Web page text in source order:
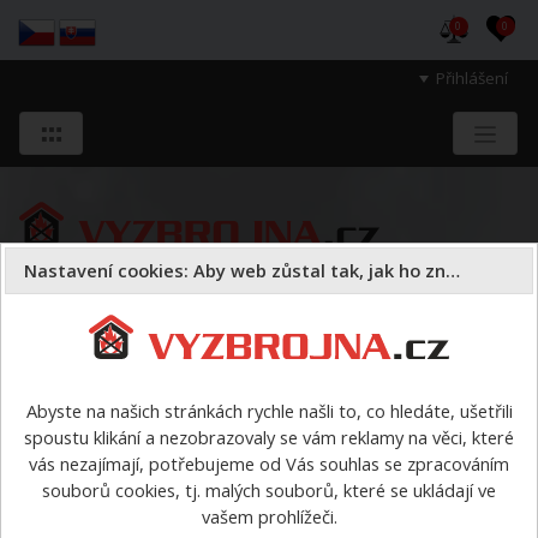
Přihlášení
0 0
a majetek druhých.
Oděvy pracovní oděvy
pracovní oděvy
Nastavení cookies: Aby web zůstal tak, jak ho znáte
Abyste na našich stránkách rychle našli to, co hledáte, ušetřili
spoustu klikání a nezobrazovaly se vám reklamy na věci, které
vás nezajímají, potřebujeme od Vás souhlas se zpracováním
souborů cookies, tj. malých souborů, které se ukládají ve
vašem prohlížeči.